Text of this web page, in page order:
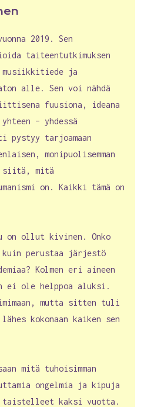
2019. Sen
taiteentutkimuksen
ja
alle. Sen voi nähdä
fuusiona, ideana
– yhdessä
pystyy tarjoamaan
monipuolisemman
siitä, mitä
on. Kaikki tämä on
on ollut kivinen. Onko
kuin perustaa järjestö
Kolmen eri aineen
ei ole helppoa aluksi.
mutta sitten tuli
kokonaan kaiken sen
mitä tuhoisimman
ongelmia ja kipuja
taistelleet kaksi vuotta.